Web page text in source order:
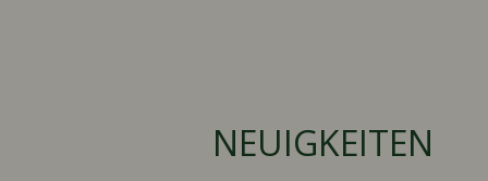
NEUIGKEITEN